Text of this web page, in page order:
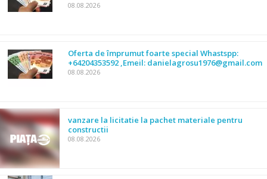
08.08.2026
Oferta de împrumut foarte special Whastspp:
+64204353592 ,Emeil: danielagrosu1976@gmail.com
08.08.2026
vanzare la licitatie la pachet materiale pentru
constructii
08.08.2026